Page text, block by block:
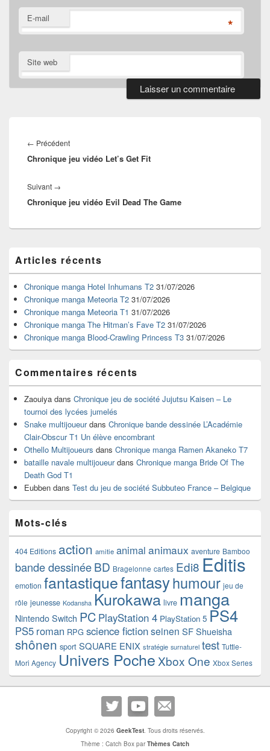
E-mail *
Site web
de
l’article
← PrécédentArticle
précédent :
Chronique jeu vidéo Let’s Get Fit
Suivant →
suivant :
Chronique jeu vidéo Evil Dead The Game
principale
de
widget
pour
barre
latérale
Articles récents
Chronique manga Hotel Inhumans T2 31/07/2026
Chronique manga Meteoria T2 31/07/2026
Chronique manga Meteoria T1 31/07/2026
Chronique manga The Hitman’s Fave T2 31/07/2026
Chronique manga Blood-Crawling Princess T3 31/07/2026
Commentaires récents
Zaouiya dans Chronique jeu de société Jujutsu Kaisen – Le
tournoi des lycées jumelés
Snake multijoueurdans Chronique bande dessinée L’Académie
Clair-Obscur T1 Un élève encombrant
Othello Multijoueurs dans Chronique manga Ramen Akaneko T7
bataille navale multijoueurdans Chronique manga Bride Of The
Death God T1
Eubben dans Test du jeu de société Subbuteo France – Belgique
Mots-clés
404 Editions action amitie animal animaux aventure Bamboo
bande dessinéeBD Bragelonne cartes Edi8 Editis
emotion fantastiquefantasyhumour jeu de
rôle jeunesse Kodansha Kurokawa livre manga
Nintendo Switch PC PlayStation 4 PlayStation 5 PS4
PS5 roman RPG science fictionseinen SF Shueisha
shônen sport SQUARE ENIX stratégie surnaturel test Tuttle-
Mori Agency Univers Poche Xbox One Xbox Series
Copyright © 2026 GeekTest. Tous droits réservés.
Thème : Catch Box parThèmes Catch